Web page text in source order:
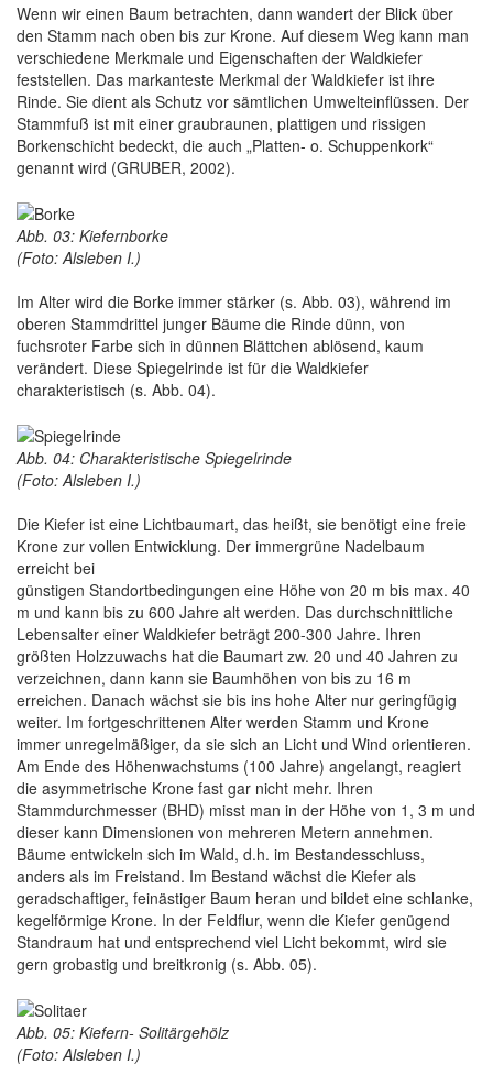
Wenn wir einen Baum betrachten, dann wandert der Blick über
den Stamm nach oben bis zur Krone. Auf diesem Weg kann man
verschiedene Merkmale und Eigenschaften der Waldkiefer
feststellen. Das markanteste Merkmal der Waldkiefer ist ihre
Rinde. Sie dient als Schutz vor sämtlichen Umwelteinflüssen. Der
Stammfuß ist mit einer graubraunen, plattigen und rissigen
Borkenschicht bedeckt, die auch „Platten- o. Schuppenkork“
genannt wird (GRUBER, 2002).
Abb. 03: Kiefernborke
(Foto: Alsleben I.)
Im Alter wird die Borke immer stärker (s. Abb. 03), während im
oberen Stammdrittel junger Bäume die Rinde dünn, von
fuchsroter Farbe sich in dünnen Blättchen ablösend, kaum
verändert. Diese Spiegelrinde ist für die Waldkiefer
charakteristisch (s. Abb. 04).
Abb. 04: Charakteristische Spiegelrinde
(Foto: Alsleben I.)
Die Kiefer ist eine Lichtbaumart, das heißt, sie benötigt eine freie
Krone zur vollen Entwicklung. Der immergrüne Nadelbaum
erreicht bei
günstigen Standortbedingungen eine Höhe von 20 m bis max. 40
m und kann bis zu 600 Jahre alt werden. Das durchschnittliche
Lebensalter einer Waldkiefer beträgt 200-300 Jahre. Ihren
größten Holzzuwachs hat die Baumart zw. 20 und 40 Jahren zu
verzeichnen, dann kann sie Baumhöhen von bis zu 16 m
erreichen. Danach wächst sie bis ins hohe Alter nur geringfügig
weiter. Im fortgeschrittenen Alter werden Stamm und Krone
immer unregelmäßiger, da sie sich an Licht und Wind orientieren.
Am Ende des Höhenwachstums (100 Jahre) angelangt, reagiert
die asymmetrische Krone fast gar nicht mehr. Ihren
Stammdurchmesser (BHD) misst man in der Höhe von 1, 3 m und
dieser kann Dimensionen von mehreren Metern annehmen.
Bäume entwickeln sich im Wald, d.h. im Bestandesschluss,
anders als im Freistand. Im Bestand wächst die Kiefer als
geradschaftiger, feinästiger Baum heran und bildet eine schlanke,
kegelförmige Krone. In der Feldflur, wenn die Kiefer genügend
Standraum hat und entsprechend viel Licht bekommt, wird sie
gern grobastig und breitkronig (s. Abb. 05).
Abb. 05: Kiefern- Solitärgehölz
(Foto: Alsleben I.)